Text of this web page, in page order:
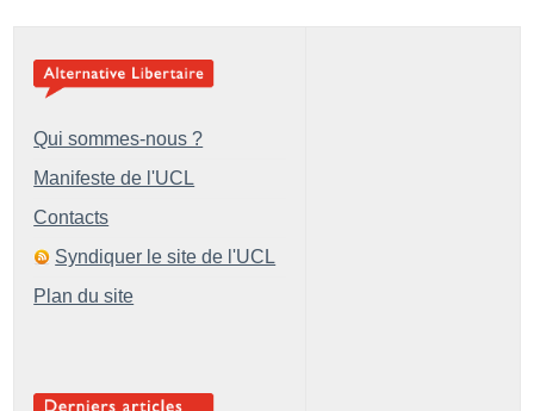
Qui sommes-nous ?
Manifeste de l'UCL
Contacts
Syndiquer le site de l'UCL
Plan du site